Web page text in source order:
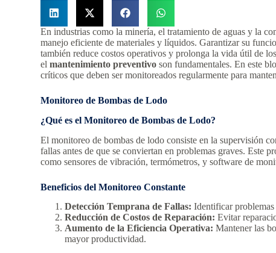
En industrias como la minería, el tratamiento de aguas y la
manejo eficiente de materiales y líquidos. Garantizar su
también reduce costos operativos y prolonga la vida útil de
elmantenimiento preventivo son fundamentales. En este
críticos que deben ser monitoreados regularmente para
Monitoreo de Bombas de Lodo
¿Qué es el Monitoreo de Bombas de Lodo?
El monitoreo de bombas de lodo consiste en la supervisión
fallas antes de que se conviertan en problemas graves. Este
como sensores de vibración, termómetros, y software de
Beneficios del Monitoreo Constante
Detección Temprana de Fallas: Identificar problemas
Reducción de Costos de Reparación: Evitar
Aumento de la Eficiencia Operativa: Mantener las
mayor productividad.